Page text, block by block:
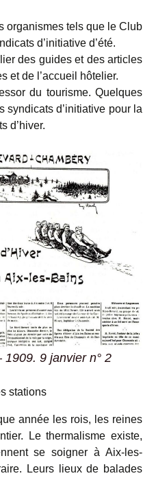
organismes tels que le Club
d’initiative d’été.
des guides et des articles
et de l’accueil hôtelier.
du tourisme. Quelques
syndicats d’initiative pour la
d’hiver.
1909. 9 janvier n° 2
stations
année les rois, les reines
Le thermalisme existe,
se soigner à Aix-les-
Leurs lieux de balades